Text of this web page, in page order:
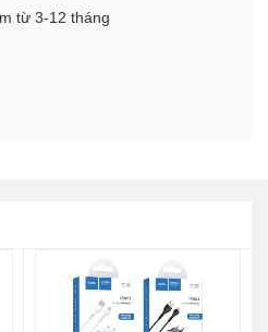
từ 3-12 tháng